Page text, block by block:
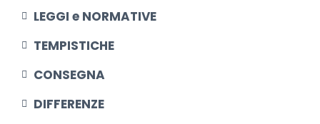
LEGGI e NORMATIVE
TEMPISTICHE
CONSEGNA
DIFFERENZE